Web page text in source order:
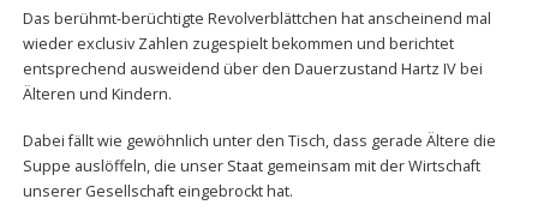
Das berühmt-berüchtigte Revolverblättchen hat anscheinend mal
wieder exclusiv Zahlen zugespielt bekommen und berichtet
entsprechend ausweidend über den Dauerzustand Hartz IV bei
Älteren und Kindern.
Dabei fällt wie gewöhnlich unter den Tisch, dass gerade Ältere die
Suppe auslöffeln, die unser Staat gemeinsam mit der Wirtschaft
unserer Gesellschaft eingebrockt hat.